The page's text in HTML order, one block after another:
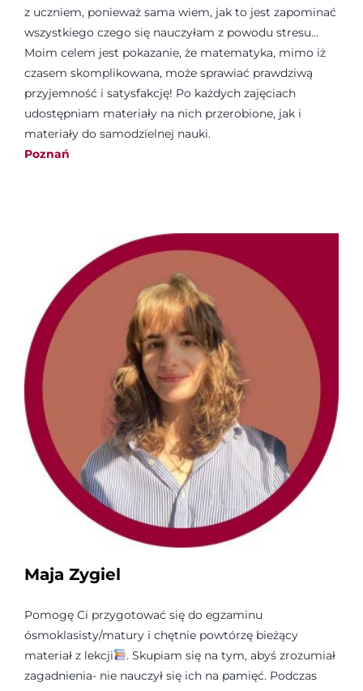
z uczniem, ponieważ sama wiem, jak to jest zapominać
wszystkiego czego się nauczyłam z powodu stresu…
Moim celem jest pokazanie, że matematyka, mimo iż
czasem skomplikowana, może sprawiać prawdziwą
przyjemność i satysfakcję! Po każdych zajęciach
udostępniam materiały na nich przerobione, jak i
materiały do samodzielnej nauki.
Poznań
Maja Zygiel
Pomogę Ci przygotować się do egzaminu
ósmoklasisty/matury i chętnie powtórzę bieżący
materiał z lekcji
. Skupiam się na tym, abyś zrozumiał
zagadnienia- nie nauczył się ich na pamięć. Podczas